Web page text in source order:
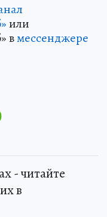
или
вмессенджере
- читайте
в